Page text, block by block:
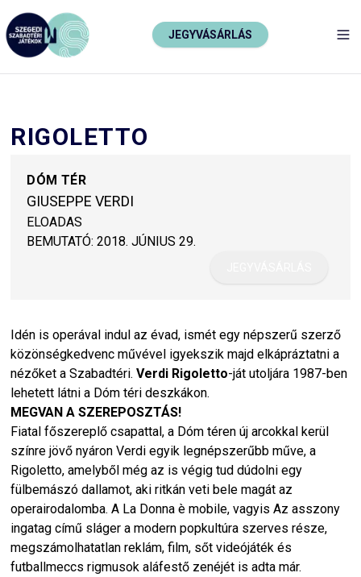
JEGYVÁSÁRLÁS
RIGOLETTO
DÓM TÉR
GIUSEPPE VERDI
ELOADAS
BEMUTATÓ: 2018. JÚNIUS 29.
Idén is operával indul az évad, ismét egy népszerű szerző
közönségkedvenc művével igyekszik majd elkápráztatni a
nézőket a Szabadtéri.Verdi Rigoletto-ját utoljára 1987-ben
lehetett látni a Dóm téri deszkákon.
MEGVAN A SZEREPOSZTÁS!
Fiatal főszereplő csapattal, a Dóm téren új arcokkal kerül
színre jövő nyáron Verdi egyik legnépszerűbb műve, a
Rigoletto, amelyből még az is végig tud dúdolni egy
fülbemászó dallamot, aki ritkán veti bele magát az
operairodalomba. A La Donna è mobile, vagyis Az asszony
ingatag című sláger a modern popkultúra szerves része,
megszámolhatatlan reklám, film, sőt videójáték és
futballmeccs rigmusok aláfestő zenéjét is adta már.